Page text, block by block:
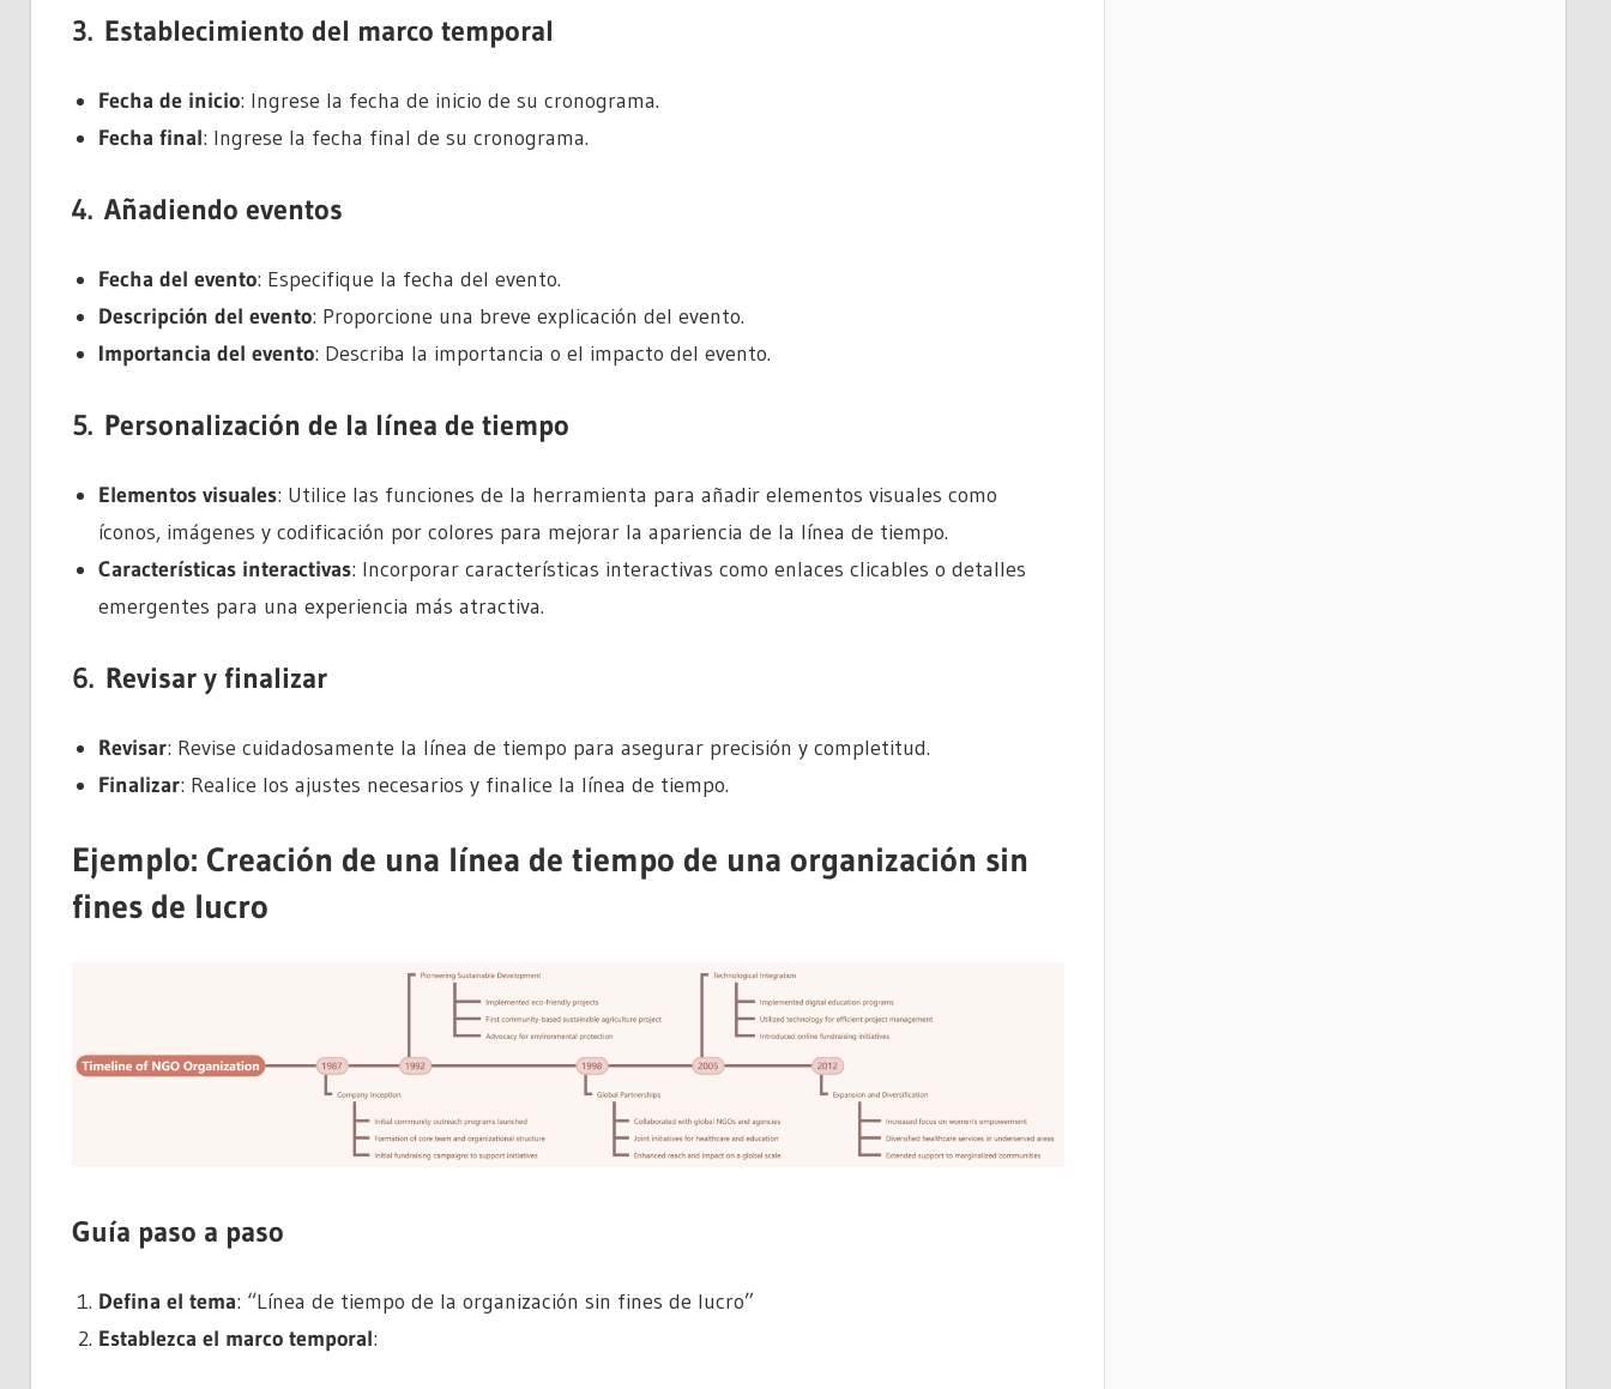
3. Establecimiento del marco temporal
Fecha de inicio: Ingrese la fecha de inicio de su cronograma.
Fecha final: Ingrese la fecha final de su cronograma.
4. Añadiendo eventos
Fecha del evento: Especifique la fecha del evento.
Descripción del evento: Proporcione una breve explicación del evento.
Importancia del evento: Describa la importancia o el impacto del evento.
5. Personalización de la línea de tiempo
Elementos visuales: Utilice las funciones de la herramienta para añadir elementos visuales como
íconos, imágenes y codificación por colores para mejorar la apariencia de la línea de tiempo.
Características interactivas: Incorporar características interactivas como enlaces clicables o detalles
emergentes para una experiencia más atractiva.
6. Revisar y finalizar
Revisar: Revise cuidadosamente la línea de tiempo para asegurar precisión y completitud.
Finalizar: Realice los ajustes necesarios y finalice la línea de tiempo.
Ejemplo: Creación de una línea de tiempo de una organización sin
fines de lucro
Guía paso a paso
Defina el tema: “Línea de tiempo de la organización sin fines de lucro”
Establezca el marco temporal: